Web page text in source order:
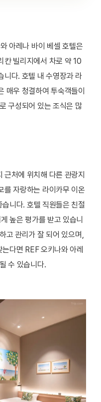
아레나 바이 베셀 호텔은
칸 빌리지에서 차로 약 10
니다. 호텔 내 수영장과 라
매우 청결하여 투숙객들이
구성되어 있는 조식은 많
처에 위치해 다른 관광지
를 자랑하는 라이카무 이온
니다. 호텔 직원들은 친절
높은 평가를 받고 있습니
고 관리가 잘 되어 있으며,
다면 REF 오키나와 아레
수 있습니다.